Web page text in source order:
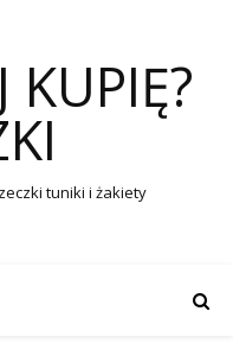
KUPIĘ?
tuniki i żakiety